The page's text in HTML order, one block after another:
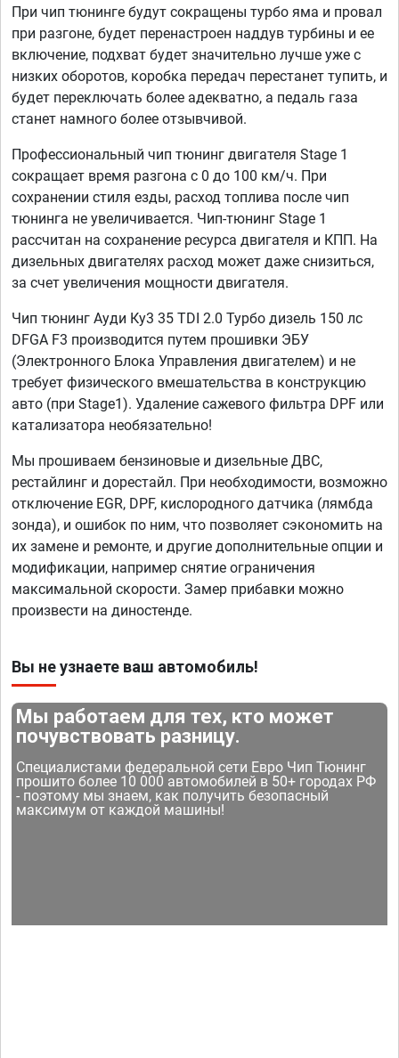
При чип тюнинге будут сокращены турбо яма и провал
при разгоне, будет перенастроен наддув турбины и ее
включение, подхват будет значительно лучше уже с
низких оборотов, коробка передач перестанет тупить, и
будет переключать более адекватно, а педаль газа
станет намного более отзывчивой.
Профессиональный чип тюнинг двигателя Stage 1
сокращает время разгона с 0 до 100 км/ч. При
сохранении стиля езды, расход топлива после чип
тюнинга не увеличивается. Чип-тюнинг Stage 1
рассчитан на сохранение ресурса двигателя и КПП. На
дизельных двигателях расход может даже снизиться,
за счет увеличения мощности двигателя.
Чип тюнинг Ауди Ку3 35 TDI 2.0 Турбо дизель 150 лс
DFGA F3 производится путем прошивки ЭБУ
(Электронного Блока Управления двигателем) и не
требует физического вмешательства в конструкцию
авто (при Stage1). Удаление сажевого фильтра DPF или
катализатора необязательно!
Мы прошиваем бензиновые и дизельные ДВС,
рестайлинг и дорестайл. При необходимости, возможно
отключение EGR, DPF, кислородного датчика (лямбда
зонда), и ошибок по ним, что позволяет сэкономить на
их замене и ремонте, и другие дополнительные опции и
модификации, например снятие ограничения
максимальной скорости. Замер прибавки можно
произвести на диностенде.
Вы не узнаете ваш автомобиль!
Мы работаем для тех, кто может
почувствовать разницу.
Специалистами федеральной сети Евро Чип Тюнинг
прошито более 10 000 автомобилей в 50+ городах РФ
- поэтому мы знаем, как получить безопасный
максимум от каждой машины!